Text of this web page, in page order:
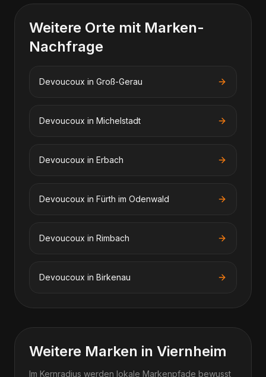
Weitere Orte mit Marken-
Nachfrage
Devoucoux in Groß-Gerau
Devoucoux in Michelstadt
Devoucoux in Erbach
Devoucoux in Fürth im Odenwald
Devoucoux in Rimbach
Devoucoux in Birkenau
Weitere Marken in Viernheim
Im Kernradius werden lokale Markenpfade bewusst